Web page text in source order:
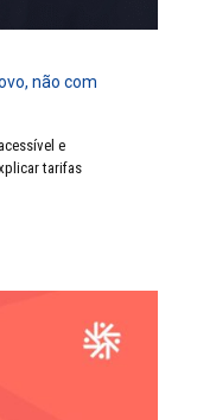
não com
e
tarifas